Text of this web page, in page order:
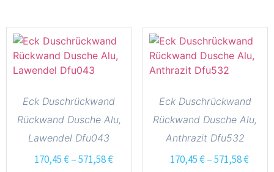
Eck Duschrückwand
Rückwand Dusche Alu,
Lawendel Dfu043
170,45€–571,58€
Eck Duschrückwand
Rückwand Dusche Alu,
Anthrazit Dfu532
170,45€–571,58€